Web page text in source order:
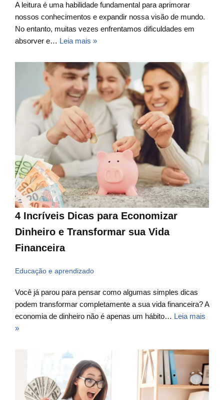
A leitura é uma habilidade fundamental para aprimorar
nossos conhecimentos e expandir nossa visão de mundo.
No entanto, muitas vezes enfrentamos dificuldades em
absorver e… Leia mais »
4 Incríveis Dicas para Economizar
Dinheiro e Transformar sua Vida
Financeira
Educação e aprendizado
Você já parou para pensar como algumas simples dicas
podem transformar completamente a sua vida financeira? A
economia de dinheiro não é apenas um hábito… Leia mais
»